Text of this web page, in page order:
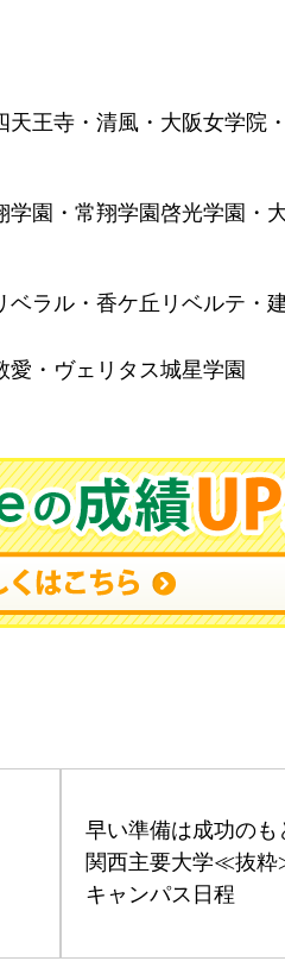
天王寺・清風・大阪女学院
園・常翔学園啓光学園・
ラル・香ケ丘リベルテ・
・ヴェリタス城星学園
早い準備は成功の
関西主要大学≪抜
キャンパス日程